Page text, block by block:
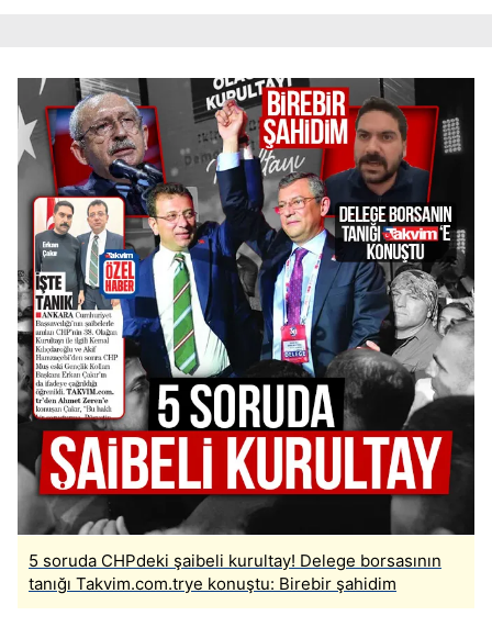
5 soruda CHPdeki şaibeli kurultay! Delege borsasının
tanığı Takvim.com.trye konuştu: Birebir şahidim